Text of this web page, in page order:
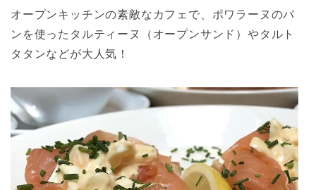
オープンキッチンの素敵なカフェで、ポワラーヌのパ
ンを使ったタルティーヌ（オープンサンド）やタルト
タタンなどが大人気！